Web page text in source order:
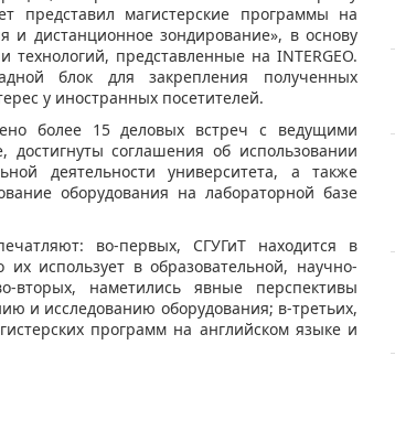
представил магистерские программы на
и дистанционное зондирование», в основу
представленные на INTERGEO.
блок для закрепления полученных
у иностранных посетителей.
более 15 деловых встреч с ведущими
соглашения об использовании
деятельности университета, а также
оборудования на лабораторной базе
во-первых, СГУГиТ находится в
использует в образовательной, научно-
вторых, наметились явные перспективы
и исследованию оборудования; в-третьих,
программ на английском языке и